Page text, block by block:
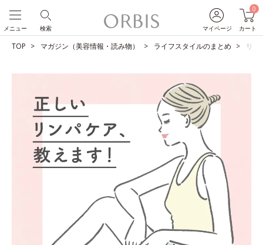
マイページ
0
カート
検索
メニュー
TOP マガジン（美容情報・読み物） ライフスタイルのまとめ リ